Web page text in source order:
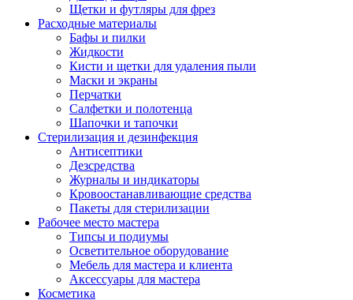
Щетки и футляры для фрез
Расходные материалы
Бафы и пилки
Жидкости
Кисти и щетки для удаления пыли
Маски и экраны
Перчатки
Салфетки и полотенца
Шапочки и тапочки
Стерилизация и дезинфекция
Антисептики
Дезсредства
Журналы и индикаторы
Кровоостанавливающие средства
Пакеты для стерилизации
Рабочее место мастера
Типсы и подиумы
Осветительное оборудование
Мебель для мастера и клиента
Аксессуары для мастера
Косметика